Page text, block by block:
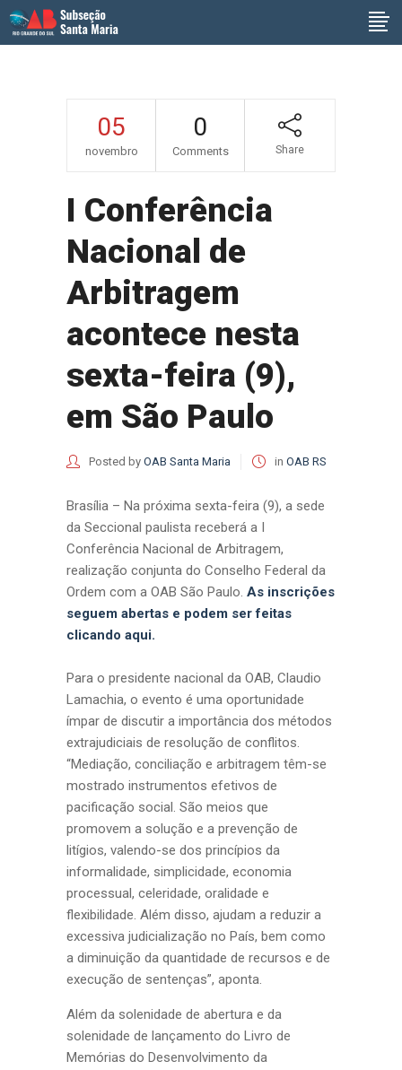
05
novembro
0
Comments Share
I Conferência
Nacional de
Arbitragem
acontece nesta
sexta-feira (9),
em São Paulo
Posted by OAB Santa Maria in OAB RS
Brasília – Na próxima sexta-feira (9), a sede
da Seccional paulista receberá a I
Conferência Nacional de Arbitragem,
realização conjunta do Conselho Federal da
Ordem com a OAB São Paulo. As inscrições
seguem abertas e podem ser feitas
clicando aqui.
Para o presidente nacional da OAB, Claudio
Lamachia, o evento é uma oportunidade
ímpar de discutir a importância dos métodos
extrajudiciais de resolução de conflitos.
“Mediação, conciliação e arbitragem têm-se
mostrado instrumentos efetivos de
pacificação social. São meios que
promovem a solução e a prevenção de
litígios, valendo-se dos princípios da
informalidade, simplicidade, economia
processual, celeridade, oralidade e
flexibilidade. Além disso, ajudam a reduzir a
excessiva judicialização no País, bem como
a diminuição da quantidade de recursos e de
execução de sentenças”, aponta.
Além da solenidade de abertura e da
solenidade de lançamento do Livro de
Memórias do Desenvolvimento da